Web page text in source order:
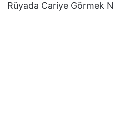
Rüyada Cariye Görmek